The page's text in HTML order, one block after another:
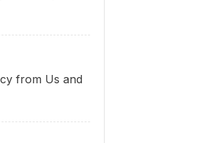
from Us and